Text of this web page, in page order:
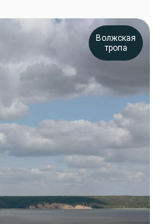
Волжская
тропа